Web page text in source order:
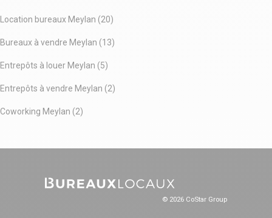
Location bureaux Meylan (20)
Bureaux à vendre Meylan (13)
Entrepôts à louer Meylan (5)
Entrepôts à vendre Meylan (2)
Coworking Meylan (2)
© 2026 CoStar Group